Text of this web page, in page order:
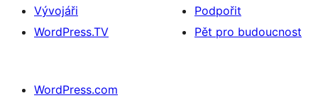
Vývojáři
WordPress.TV
Podpořit
Pět pro budoucnost
WordPress.com